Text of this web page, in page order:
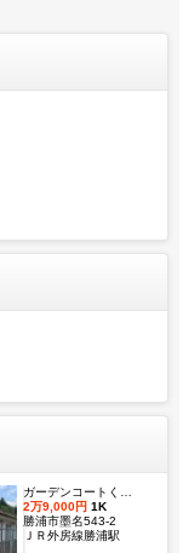
ガーデンコートくすのき 【2027年度国際武道大学生 入居申込受付開始しました！】
2万9,000円 1K
勝浦市墨名543-2
ＪＲ外房線勝浦駅